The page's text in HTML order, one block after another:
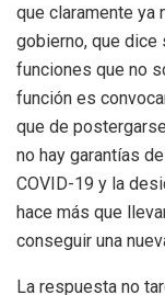
que claramente ya
gobierno, que dice
funciones que no
función es
que de
no hay garantías
COVID-19 y la
hace más que
conseguir una
La respuesta no